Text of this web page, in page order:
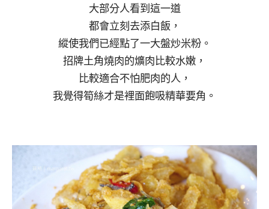
大部分人看到這一道
都會立刻去添白飯，
縱使我們已經點了一大盤炒米粉。
招牌土角燒肉的爌肉比較水嫩，
比較適合不怕肥肉的人，
我覺得筍絲才是裡面飽吸精華要角。